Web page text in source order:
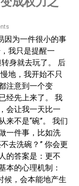
因为一件很小的事
我只是提醒一
转身就去玩了。 后
地，我开始不只
注意到一个变
经先上来了。 我
会让我一天比一
来不是“碗”。 我们
一件事，比如洗
去洗碗？” 你会更
的答案是：更不
本的心理机制：
候，会本能地产生